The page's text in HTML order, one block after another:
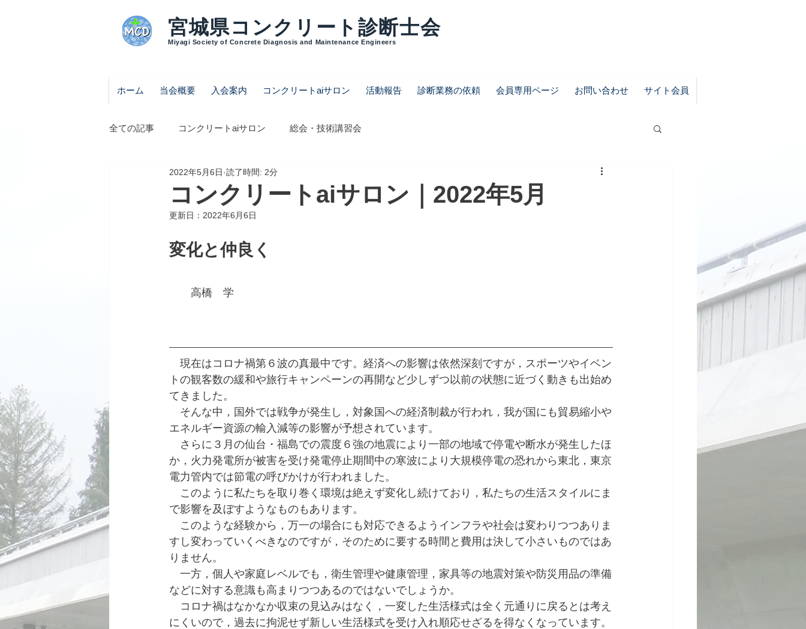
宮城県コンクリート診断士会
Miyagi Society of Concrete Diagnosis and Maintenance Engineers
ホーム 当会概要 入会案内 コンクリートaiサロン 活動報告 診断業務の依頼 会員専用ページ お問い合わせ サイト会員
全ての記事 コンクリートaiサロン 総会・技術講習会
コンクリートaiサロン｜2022年5月
2022年5月6日 読了時間: 2分
更新日： 2022年6月6日
変化と仲良く
高橋　学
現在はコロナ禍第６波の真最中です。経済への影響は依然深刻ですが，スポーツやイベン
トの観客数の緩和や旅行キャンペーンの再開など少しずつ以前の状態に近づく動きも出始め
てきました。
そんな中，国外では戦争が発生し，対象国への経済制裁が行われ，我が国にも貿易縮小や
エネルギー資源の輸入減等の影響が予想されています。
さらに３月の仙台・福島での震度６強の地震により一部の地域で停電や断水が発生したほ
か，火力発電所が被害を受け発電停止期間中の寒波により大規模停電の恐れから東北，東京
電力管内では節電の呼びかけが行われました。
このように私たちを取り巻く環境は絶えず変化し続けており，私たちの生活スタイルにま
で影響を及ぼすようなものもあります。
このような経験から，万一の場合にも対応できるようインフラや社会は変わりつつありま
すし変わっていくべきなのですが，そのために要する時間と費用は決して小さいものではあ
りません。
一方，個人や家庭レベルでも，衛生管理や健康管理，家具等の地震対策や防災用品の準備
などに対する意識も高まりつつあるのではないでしょうか。
コロナ禍はなかなか収束の見込みはなく，一変した生活様式は全く元通りに戻るとは考え
にくいので，過去に拘泥せず新しい生活様式を受け入れ順応せざるを得なくなっています。